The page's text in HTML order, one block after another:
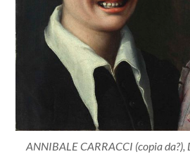
ANNIBALE CARRACCI (copia da?),